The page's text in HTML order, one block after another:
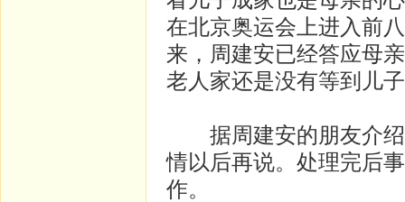
在北京奥运会上进入前
来，周建安已经答应母
老人家还是没有等到儿
据周建安的朋友介绍
情以后再说。处理完后
作。